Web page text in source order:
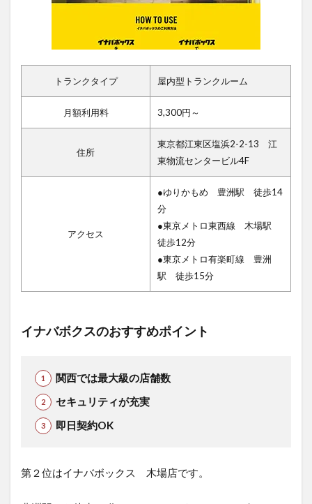
トランクタイプ 屋内型トランクルーム
月額利用料 3,300円～
住所
東京都江東区塩浜2-2-13 江
東物流センタービル4F
アクセス
●ゆりかもめ 豊洲駅 徒歩14
分
●東京メトロ東西線 木場駅
徒歩12分
●東京メトロ有楽町線 豊洲
駅 徒歩15分
イナバボクスのおすすめポイント
関西では最大級の店舗数
セキュリティが充実
即日契約OK
第２位はイナバボックス 木場店です。